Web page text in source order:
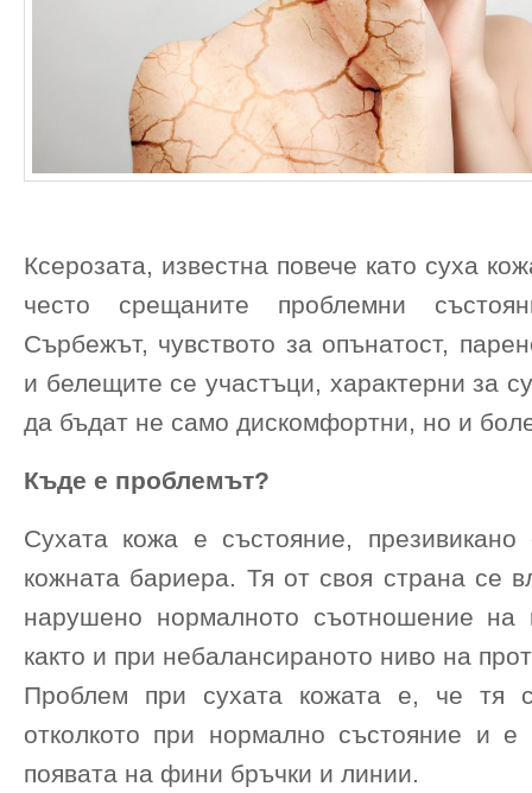
Ксерозата, известна повече като суха
често срещаните проблемни
Сърбежът, чувството за опънатост,
и белещите се участъци, характерни за
да бъдат не само дискомфортни, но и
Къде е проблемът?
Сухата кожа е състояние,
кожната бариера. Тя от своя страна се
нарушено нормалното съотношение на
както и при небалансираното ниво на
Проблем при сухата кожата е, че тя
отколкото при нормално състояние и е
появата на фини бръчки и линии.